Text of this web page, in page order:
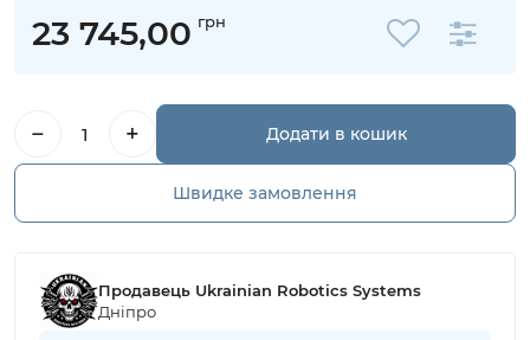
23 745,00 грн
− +
Швидке замовлення
Додати в кошик
Продавець Ukrainian Robotics Systems
Дніпро